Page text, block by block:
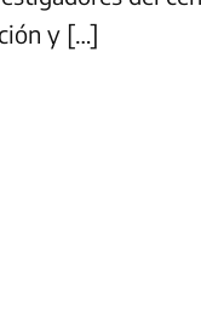
y […]